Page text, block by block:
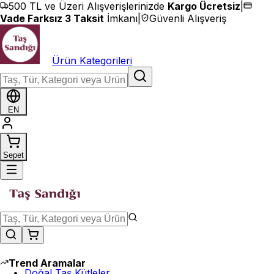
İçeriğe geç
500 TL ve Üzeri Alışverişlerinizde Kargo Ücretsiz
Vade Farksız 3 Taksit İmkanı Güvenli Alışveriş
Ürün Kategorileri
EN
Sepet
Trend Aramalar